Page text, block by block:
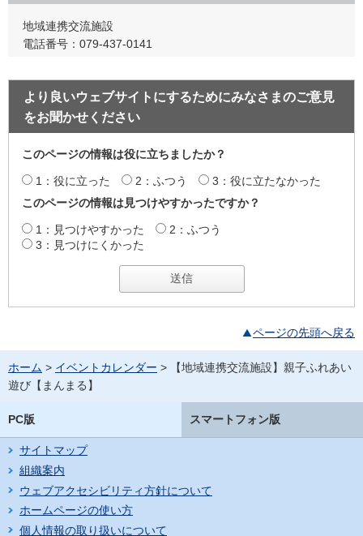
地域連携交流施設
電話番号：079-437-0141
より良いウェブサイトにするためにみなさまのご意見
をお聞かせください
このページの情報は役に立ちましたか？
1：役に立った 2：ふつう
3：役に立たなかった
このページの情報は見つけやすかったですか？
1：見つけやすかった
2：ふつう
3：見つけにくかった
ページの先頭へ戻る
ホーム > イベントカレンダー > 【地域連携交流施設】親子ふれあい
遊び【まんまる】
PC版 スマートフォン版
サイトマップ
組織案内
ウェブアクセシビリティ方針について
ホームページの使い方
個人情報の取り扱いについて